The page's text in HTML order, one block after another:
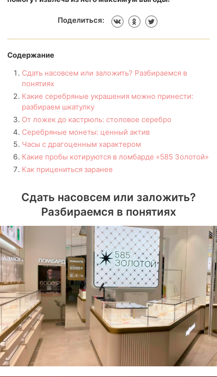
Поделиться:
Содержание
Сдать насовсем или заложить? Разбираемся в
понятиях
Какие серебряные украшения можно принести:
разбираем шкатулку
От ложек до кастрюль: столовое серебро
Серебряные монеты: ценный актив
Часы с драгоценным характером
Какие пробы котируются в ломбарде «585 Золотой»
Как прицениться заранее
Сдать насовсем или заложить?
Разбираемся в понятиях